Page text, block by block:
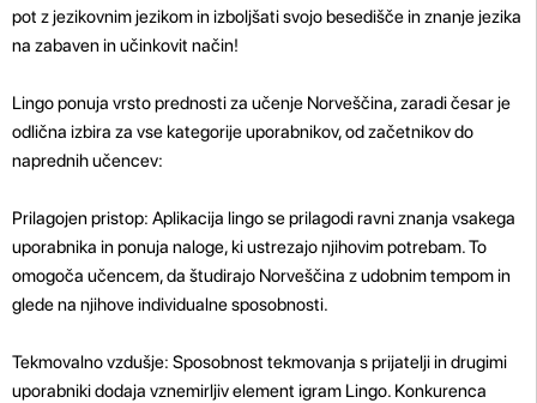
pot z jezikovnim jezikom in izboljšati svojo besedišče in znanje jezika
na zabaven in učinkovit način!
Lingo ponuja vrsto prednosti za učenje Norveščina, zaradi česar je
odlična izbira za vse kategorije uporabnikov, od začetnikov do
naprednih učencev:
Prilagojen pristop: Aplikacija lingo se prilagodi ravni znanja vsakega
uporabnika in ponuja naloge, ki ustrezajo njihovim potrebam. To
omogoča učencem, da študirajo Norveščina z udobnim tempom in
glede na njihove individualne sposobnosti.
Tekmovalno vzdušje: Sposobnost tekmovanja s prijatelji in drugimi
uporabniki dodaja vznemirljiv element igram Lingo. Konkurenca